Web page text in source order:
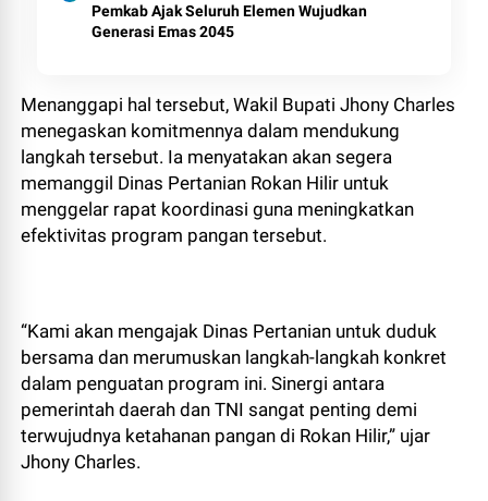
Pemkab Ajak Seluruh Elemen Wujudkan
Generasi Emas 2045
Menanggapi hal tersebut, Wakil Bupati Jhony Charles
menegaskan komitmennya dalam mendukung
langkah tersebut. Ia menyatakan akan segera
memanggil Dinas Pertanian Rokan Hilir untuk
menggelar rapat koordinasi guna meningkatkan
efektivitas program pangan tersebut.
“Kami akan mengajak Dinas Pertanian untuk duduk
bersama dan merumuskan langkah-langkah konkret
dalam penguatan program ini. Sinergi antara
pemerintah daerah dan TNI sangat penting demi
terwujudnya ketahanan pangan di Rokan Hilir,” ujar
Jhony Charles.